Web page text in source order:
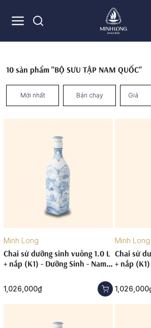
10 sản phẩm "BỘ SƯU TẬP NAM QUỐC"
Mới nhất Bán chạy Giá
Minh Long
Chai sứ dưỡng sinh vuông 1.0 L
+ nắp (K1) - Dưỡng Sinh - Nam
1,026,000₫
Minh Long
Chai sứ
+ nắp